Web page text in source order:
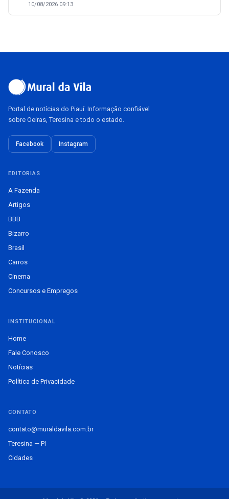
10/08/2026 09:13
Portal de notícias do Piauí. Informação confiável
sobre Oeiras, Teresina e todo o estado.
Facebook Instagram
EDITORIAS
A Fazenda
Artigos
BBB
Bizarro
Brasil
Carros
Cinema
Concursos e Empregos
INSTITUCIONAL
Home
Fale Conosco
Notícias
Política de Privacidade
CONTATO
contato@muraldavila.com.br
Teresina — PI
Cidades